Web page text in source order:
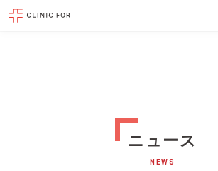
ニュース
NEWS